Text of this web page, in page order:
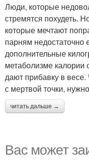
Люди, которые
стремятся похудеть.
которые мечтают
парням недостаточно
дополнительные
метаболизме калории
дают прибавку в
с мертвой точки,
читать дальше →
Вас может